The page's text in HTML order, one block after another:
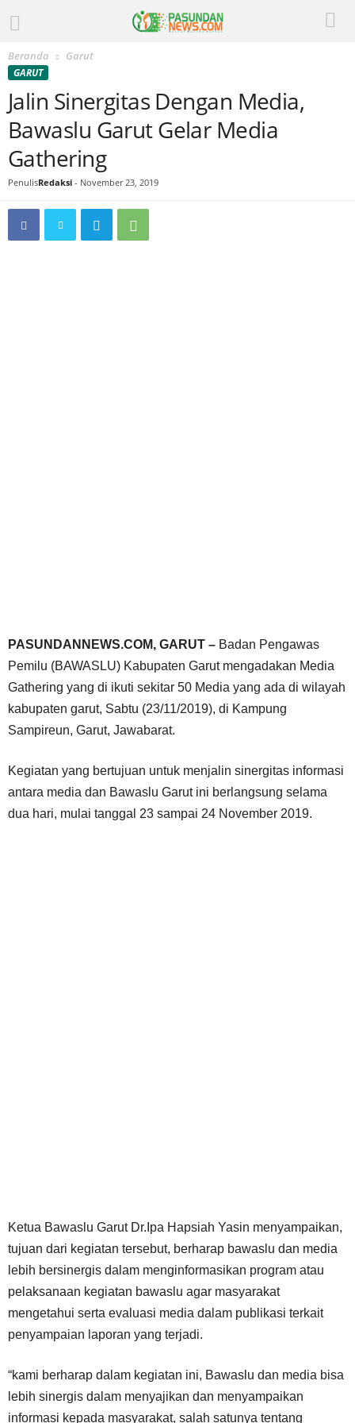
Beranda Garut
GARUT
Jalin Sinergitas Dengan Media,
Bawaslu Garut Gelar Media
Gathering
PenulisRedaksi - November 23, 2019
PASUNDANNEWS.COM, GARUT – Badan Pengawas
Pemilu (BAWASLU) Kabupaten Garut mengadakan Media
Gathering yang di ikuti sekitar 50 Media yang ada di wilayah
kabupaten garut, Sabtu (23/11/2019), di Kampung
Sampireun, Garut, Jawabarat.
Kegiatan yang bertujuan untuk menjalin sinergitas informasi
antara media dan Bawaslu Garut ini berlangsung selama
dua hari, mulai tanggal 23 sampai 24 November 2019.
Ketua Bawaslu Garut Dr.Ipa Hapsiah Yasin menyampaikan,
tujuan dari kegiatan tersebut, berharap bawaslu dan media
lebih bersinergis dalam menginformasikan program atau
pelaksanaan kegiatan bawaslu agar masyarakat
mengetahui serta evaluasi media dalam publikasi terkait
penyampaian laporan yang terjadi.
“kami berharap dalam kegiatan ini, Bawaslu dan media bisa
lebih sinergis dalam menyajikan dan menyampaikan
informasi kepada masyarakat, salah satunya tentang